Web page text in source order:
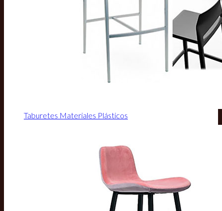
Taburetes Materiales Plásticos